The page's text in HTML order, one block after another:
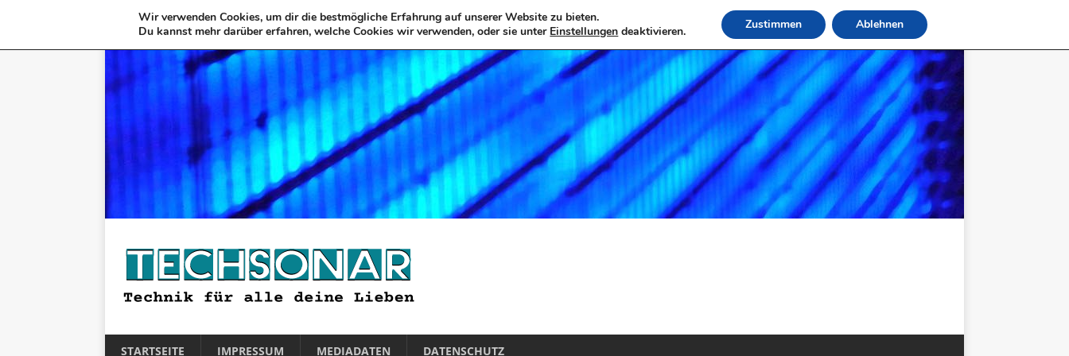
STARTSEITE IMPRESSUM MEDIADATEN DATENSCHUTZ
Wir verwenden Cookies, um dir die bestmögliche Erfahrung auf unserer Website zu bieten.
Du kannst mehr darüber erfahren, welche Cookies wir verwenden, oder sie unter Einstellungen deaktivieren. Zustimmen Ablehnen